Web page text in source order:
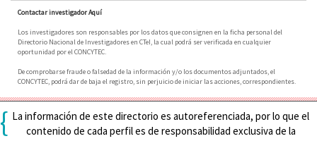
Contactar investigador Aquí
Los investigadores son responsables por los datos que consignen en la ficha personal del
Directorio Nacional de Investigadores en CTeI, la cual podrá ser verificada en cualquier
oportunidad por el CONCYTEC.
De comprobarse fraude o falsedad de la información y/o los documentos adjuntados, el
CONCYTEC, podrá dar de baja el registro, sin perjuicio de iniciar las acciones, correspondientes.
{ La información de este directorio es autoreferenciada, por lo que el
contenido de cada perfil es de responsabilidad exclusiva de la